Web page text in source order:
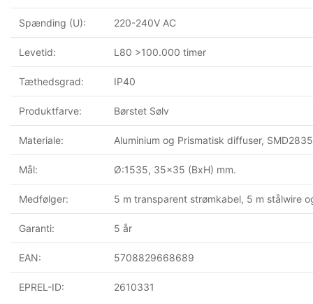
Spænding (U): 220-240V AC
Levetid: L80 >100.000 timer
Tæthedsgrad: IP40
Produktfarve: Børstet Sølv
Materiale: Aluminium og Prismatisk diffuser,
Mål: Ø:1535, 35x35 (BxH) mm.
Medfølger: 5 m transparent strømkabel, 5 m stålwire
Garanti: 5 år
EAN: 5708829668689
EPREL-ID: 2610331